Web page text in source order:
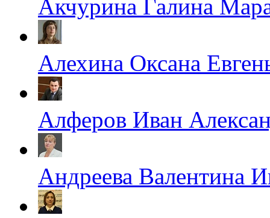
Акчурина Галина
Алехина Оксана
Алферов Иван
Андреева Валентина